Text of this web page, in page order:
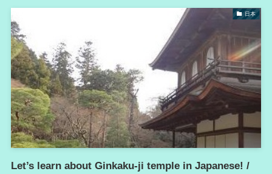
日本
Let’s learn about Ginkaku-ji temple in Japanese! /